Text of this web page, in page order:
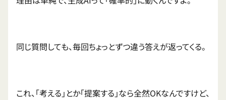
同じ質問しても、毎回ちょっとずつ違う答えが返ってくる。
これ、「考える」とか「提案する」なら全然OKなんですけど、